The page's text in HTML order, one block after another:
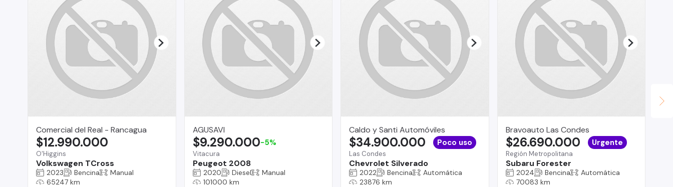
Comercial del Real - Rancagua
O'Higgins
Volkswagen TCross
$12.990.000
2023 Bencina
Manual
65247 km
AGUSAVI
Vitacura
Peugeot 2008
$9.290.000-5%
2020 Diesel
Manual
101000 km
Caldo y Santi Automóviles
Las Condes
Chevrolet Silverado
$34.900.000 Poco uso
2022 Bencina
Automática
23876 km
Bravoauto Las Condes
Región Metropolitana
Subaru Forester
$26.690.000 Urgente
2024 Bencina
Automática
70083 km